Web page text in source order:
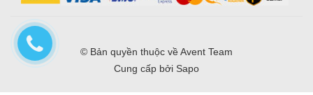
© Bản quyền thuộc về Avent Team
Cung cấp bởi Sapo